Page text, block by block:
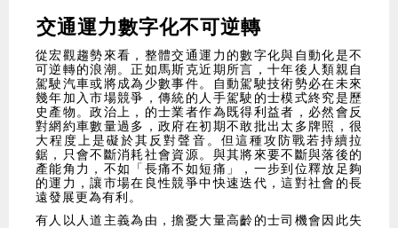
交通運力數字化不可逆轉
從宏觀趨勢來看，整體交通運力的數字化與自動化是不
可逆轉的浪潮。正如馬斯克近期所言，十年後人類親自
駕駛汽車或將成為少數事件。自動駕駛技術勢必在未來
幾年加入市場競爭，傳統的人手駕駛的士模式終究是歷
史產物。政治上，的士業者作為既得利益者，必然會反
對網約車數量過多，政府在初期不敢批出太多牌照，很
大程度上是礙於其反對聲音。但這種攻防戰若持續拉
鋸，只會不斷消耗社會資源。與其將來要不斷與落後的
產能角力，不如「長痛不如短痛」，一步到位釋放足夠
的運力，讓市場在良性競爭中快速迭代，這對社會的長
遠發展更為有利。
有人以人道主義為由，擔憂大量高齡的士司機會因此失